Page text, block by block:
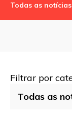
Todas as
Filtrar por